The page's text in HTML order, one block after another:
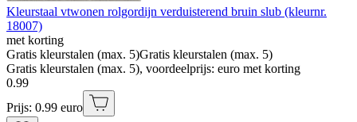
Kleurstaal vtwonen rolgordijn verduisterend bruin slub (kleurnr.
18007)
met korting
Gratis kleurstalen (max. 5)Gratis kleurstalen (max. 5)
Gratis kleurstalen (max. 5), voordeelprijs: euro met korting
0.99
Prijs: 0.99 euro